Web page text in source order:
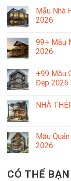
Mẫu Nhà
2026
99+ Mẫu
2026
+99 Mẫu
Đẹp 2026
NHÀ
Mẫu
2026
CÓ THỂ